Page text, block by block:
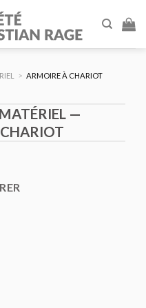
> ARMOIRE À CHARIOT
—